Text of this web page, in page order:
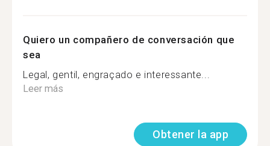
Quiero un compañero de conversación que
sea
Legal, gentil, engraçado e interessante...
Leer más
Obtener la app